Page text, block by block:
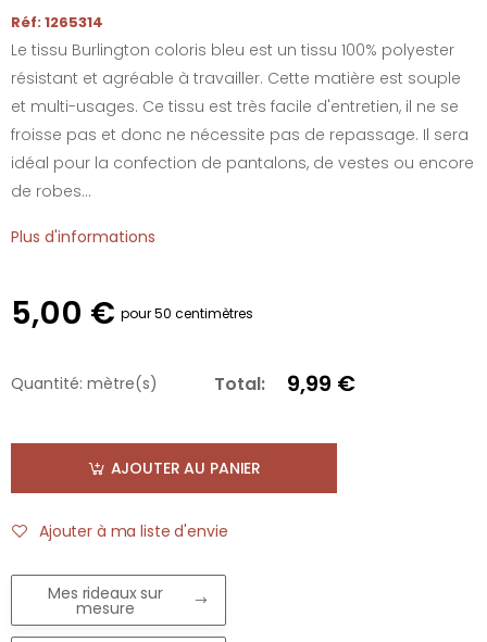
Réf: 1265314
Le tissu Burlington coloris bleu est un tissu 100% polyester
résistant et agréable à travailler. Cette matière est souple
et multi-usages. Ce tissu est très facile d'entretien, il ne se
froisse pas et donc ne nécessite pas de repassage. Il sera
idéal pour la confection de pantalons, de vestes ou encore
de robes...
Plus d'informations
5,00 € pour 50 centimètres
Quantité: mètre(s) Total: 9,99 €
AJOUTER AU PANIER
Ajouter à ma liste d'envie
Mes rideaux sur
mesure